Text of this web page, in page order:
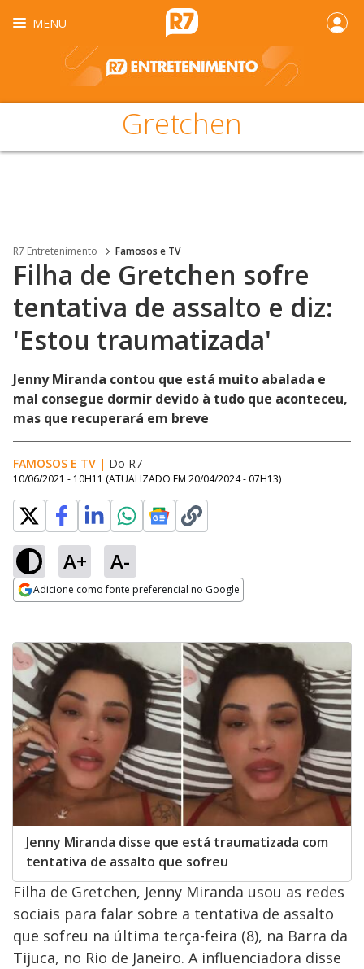
MENU
Gretchen
R7 Entretenimento Famosos e TV
Filha de Gretchen sofre
tentativa de assalto e diz:
'Estou traumatizada'
Jenny Miranda contou que está muito abalada e
mal consegue dormir devido à tudo que aconteceu,
mas que recuperará em breve
FAMOSOS E TV | Do R7
10/06/2021 - 10H11 (ATUALIZADO EM 20/04/2024 - 07H13)
A+ A-
Adicione como fonte preferencial no Google
Jenny Miranda disse que está traumatizada com
tentativa de assalto que sofreu
Filha de Gretchen, Jenny Miranda usou as redes
sociais para falar sobre a tentativa de assalto
que sofreu na última terça-feira (8), na Barra da
Tijuca, no Rio de Janeiro. A influenciadora disse